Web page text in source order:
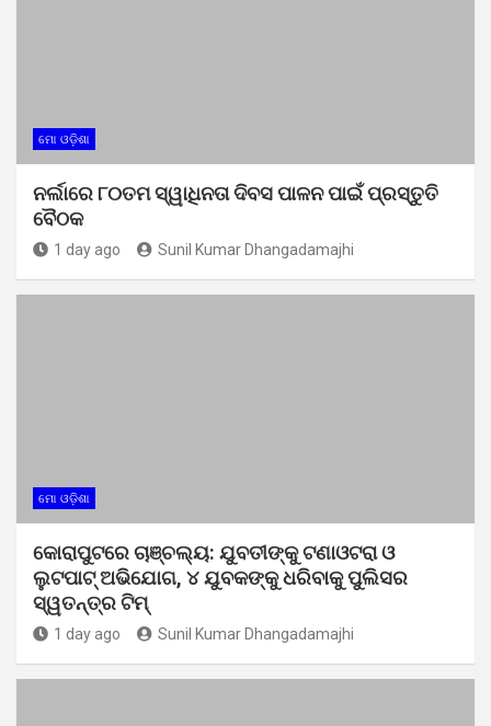
ମୋ ଓଡ଼ିଶା
ନର୍ଲାରେ ୮୦ତମ ସ୍ୱାଧିନତା ଦିବସ ପାଳନ ପାଇଁ ପ୍ରସ୍ତୁତି
ବୈଠକ
1 day ago Sunil Kumar Dhangadamajhi
ମୋ ଓଡ଼ିଶା
କୋରାପୁଟରେ ଚାଞ୍ଚଲ୍ୟ: ଯୁବତୀଙ୍କୁ ଟଣାଓଟରା ଓ
ଲୁଟପାଟ୍ ଅଭିଯୋଗ, ୪ ଯୁବକଙ୍କୁ ଧରିବାକୁ ପୁଲିସର
ସ୍ୱତନ୍ତ୍ର ଟିମ୍
1 day ago Sunil Kumar Dhangadamajhi